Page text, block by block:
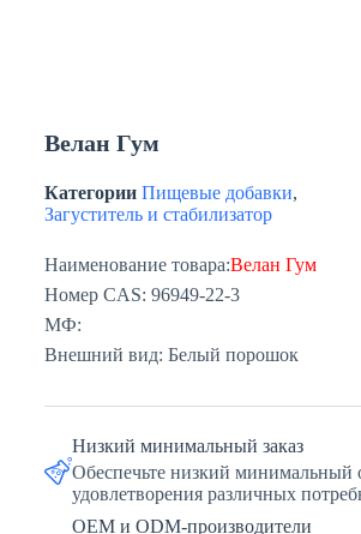
Велан Гум
Категории Пищевые добавки,
Загуститель и стабилизатор
Наименование товара:Велан Гум
Номер CAS: 96949-22-3
МФ:
Внешний вид: Белый порошок
Низкий минимальный заказ
Обеспечьте низкий минимальный
удовлетворения различных
OEM и ODM-производители